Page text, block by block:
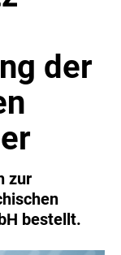
der
zur
bestellt.